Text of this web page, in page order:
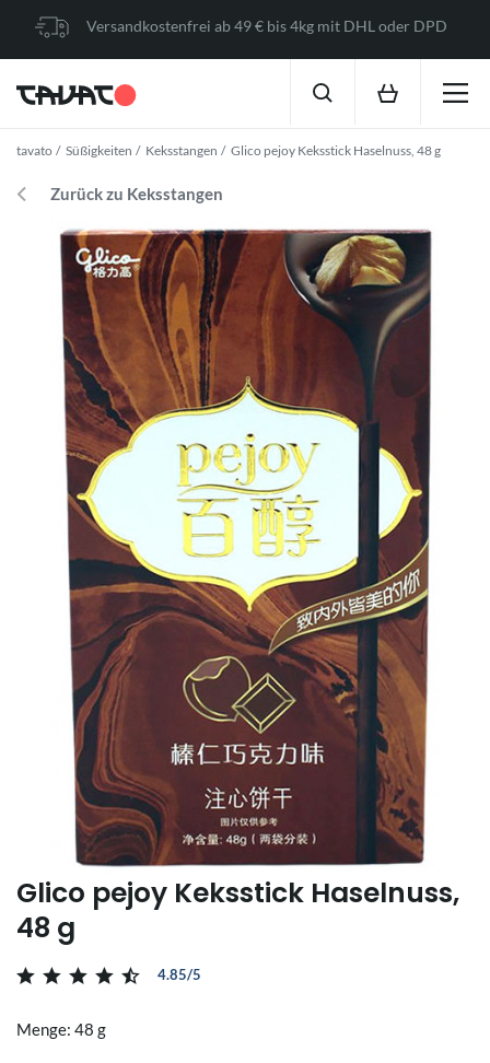
Versandkostenfrei ab 49 € bis 4kg mit DHL oder DPD
tavato Süßigkeiten Keksstangen Glico pejoy Keksstick Haselnuss, 48 g
Zurück zu Keksstangen
Glico pejoy Keksstick Haselnuss,
48 g
4.85/5
Menge: 48 g